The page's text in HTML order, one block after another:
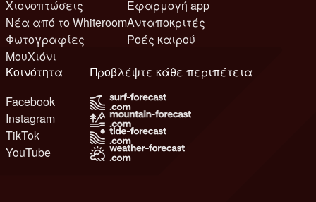
Χιονοπτώσεις
Νέα από το Whiteroom
Φωτογραφίες
ΜουΧιόνι
Εφαρμογή app
Ανταποκριτές
Ροές καιρού
Κοινότητα
Facebook
Instagram
TikTok
YouTube
Προβλέψτε κάθε περιπέτεια